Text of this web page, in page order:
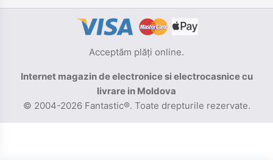
Acceptăm plăți online.
Internet magazin de electronice si electrocasnice cu
livrare in Moldova
© 2004-2026 Fantastic®. Toate drepturile rezervate.